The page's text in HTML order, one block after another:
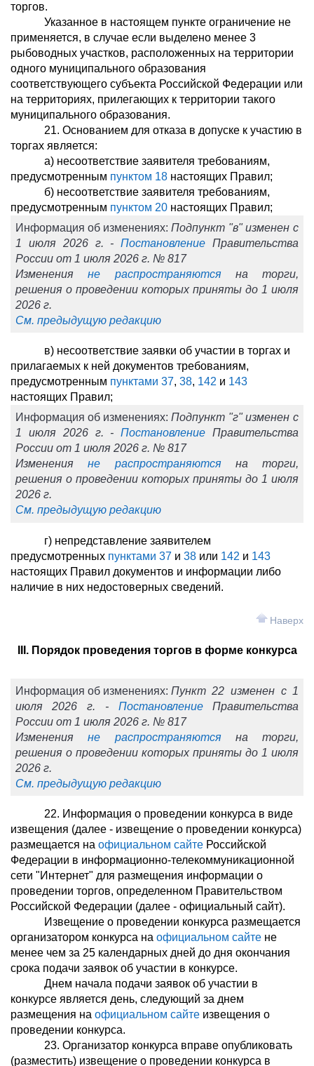
торгов.
Указанное в настоящем пункте ограничение не
применяется, в случае если выделено менее 3
рыбоводных участков, расположенных на территории
одного муниципального образования
соответствующего субъекта Российской Федерации или
на территориях, прилегающих к территории такого
муниципального образования.
21. Основанием для отказа в допуске к участию в
торгах является:
а) несоответствие заявителя требованиям,
предусмотренным пунктом 18 настоящих Правил;
б) несоответствие заявителя требованиям,
предусмотренным пунктом 20 настоящих Правил;
Информация об изменениях: Подпункт "в" изменен с
1 июля 2026 г. -Постановление Правительства
России от 1 июля 2026 г. № 817
Измененияне распространяютсяна торги,
решения о проведении которых приняты до 1 июля
2026 г.
См. предыдущую редакцию
в) несоответствие заявки об участии в торгах и
прилагаемых к ней документов требованиям,
предусмотренным пунктами 37, 38, 142 и 143
настоящих Правил;
Информация об изменениях: Подпункт "г" изменен с
1 июля 2026 г. -Постановление Правительства
России от 1 июля 2026 г. № 817
Измененияне распространяютсяна торги,
решения о проведении которых приняты до 1 июля
2026 г.
См. предыдущую редакцию
г) непредставление заявителем
предусмотренных пунктами 37 и 38 или 142 и 143
настоящих Правил документов и информации либо
наличие в них недостоверных сведений.
III. Порядок проведения торгов в форме конкурса
Наверх
Информация об изменениях: Пункт 22 изменен с 1
июля 2026 г. - ПостановлениеПравительства
России от 1 июля 2026 г. № 817
Измененияне распространяютсяна торги,
решения о проведении которых приняты до 1 июля
2026 г.
См. предыдущую редакцию
22. Информация о проведении конкурса в виде
извещения (далее - извещение о проведении конкурса)
размещается на официальном сайте Российской
Федерации в информационно-телекоммуникационной
сети "Интернет" для размещения информации о
проведении торгов, определенном Правительством
Российской Федерации (далее - официальный сайт).
Извещение о проведении конкурса размещается
организатором конкурса на официальном сайте не
менее чем за 25 календарных дней до дня окончания
срока подачи заявок об участии в конкурсе.
Днем начала подачи заявок об участии в
конкурсе является день, следующий за днем
размещения на официальном сайте извещения о
проведении конкурса.
23. Организатор конкурса вправе опубликовать
(разместить) извещение о проведении конкурса в